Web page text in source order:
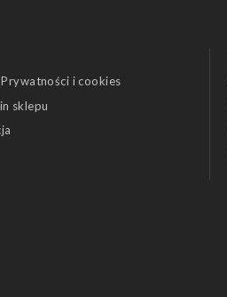
i cookies
sklepu